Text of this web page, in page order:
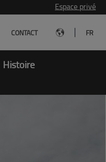
Espace privé
CONTACT FR
Histoire